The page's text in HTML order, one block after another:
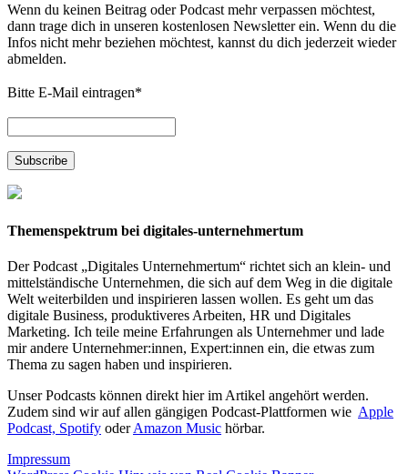
Wenn du keinen Beitrag oder Podcast mehr verpassen möchtest,
dann trage dich in unseren kostenlosen Newsletter ein. Wenn du die
Infos nicht mehr beziehen möchtest, kannst du dich jederzeit wieder
abmelden.
Bitte E-Mail eintragen*
Themenspektrum bei digitales-unternehmertum
Der Podcast „Digitales Unternehmertum“ richtet sich an klein- und
mittelständische Unternehmen, die sich auf dem Weg in die digitale
Welt weiterbilden und inspirieren lassen wollen. Es geht um das
digitale Business, produktiveres Arbeiten, HR und Digitales
Marketing. Ich teile meine Erfahrungen als Unternehmer und lade
mir andere Unternehmer:innen, Expert:innen ein, die etwas zum
Thema zu sagen haben und inspirieren.
Unser Podcasts können direkt hier im Artikel angehört werden.
Zudem sind wir auf allen gängigen Podcast-Plattformen wie Apple
Podcast, Spotify oderAmazon Music hörbar.
Impressum